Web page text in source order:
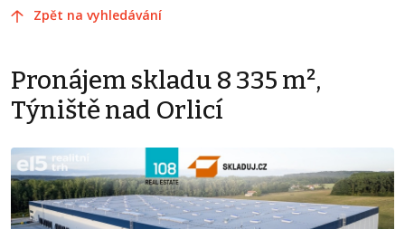
Zpět na vyhledávání
Pronájem skladu 8 335 m²,
Týniště nad Orlicí